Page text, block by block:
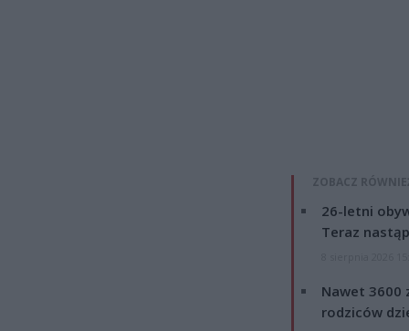
ZOBACZ
26-letni
Teraz
Nawet 3600
rodziców